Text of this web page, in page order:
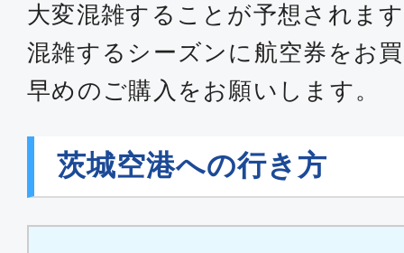
大変混雑することが予想されま
混雑するシーズンに航空券をお
早めのご購入をお願いします。
茨城空港への行き方